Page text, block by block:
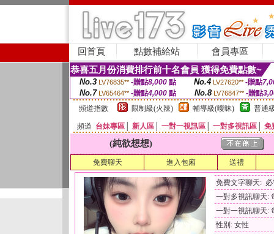
回首頁 點數補給站 會員專區
恭喜五月份消費排行前十名會員 獲得免費點數~
No.3 LV76835** -贈點8,000點 No.4 LV27620** -贈點
No.7 LV65464** -贈點4,000 點 No.8 LV76847** -贈點
頻道指數
限制級(火辣) 輔導級(曖昧) 普通
頻道 台妹專區 新人區 一對一視訊區 一對多視訊區 免
(純欲想想)
免費聊天 進入包廂 送禮
免費文字聊天:
一對多視訊聊天:
一對一視訊聊天:
性別: 女性